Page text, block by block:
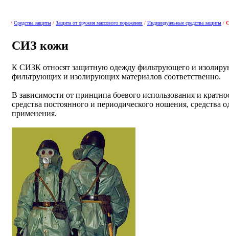
/ Средства защиты / Защита от оружия массового поражения / Индивидуальные средства защиты /
СИЗ кожи
К СИЗК относят защитную одежду фильтрующего и
фильтрующих и изолирующих материалов соответственно.
В зависимости от принципа боевого использования и
средства постоянного и периодического ношения, средства
применения.